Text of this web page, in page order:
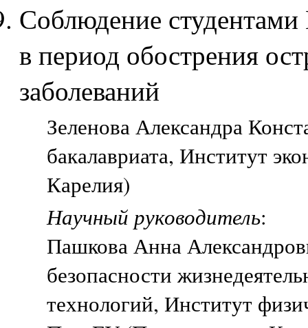
Соблюдение
в период обострения
заболеваний
Зеленова Александра
бакалавриата, Институт
Карелия)
Научный руководитель:
Пашкова Анна
безопасности
технологий, Институт